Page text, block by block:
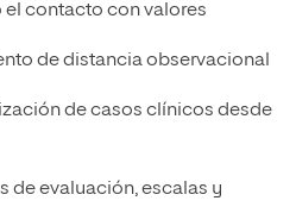
el contacto con valores
de distancia observacional
de casos clínicos desde
de evaluación, escalas y